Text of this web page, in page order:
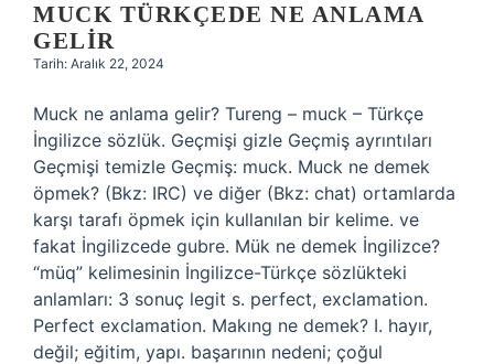
MUCK TÜRKÇEDE NE ANLAMA
GELIR
Tarih: Aralık 22, 2024
Muck ne anlama gelir? Tureng – muck – Türkçe
İngilizce sözlük. Geçmişi gizle Geçmiş ayrıntıları
Geçmişi temizle Geçmiş: muck. Muck ne demek
öpmek? (Bkz: IRC) ve diğer (Bkz: chat) ortamlarda
karşı tarafı öpmek için kullanılan bir kelime. ve
fakat İngilizcede gubre. Mük ne demek İngilizce?
“müq” kelimesinin İngilizce-Türkçe sözlükteki
anlamları: 3 sonuç legit s. perfect, exclamation.
Perfect exclamation. Makıng ne demek? I. hayır,
değil; eğitim, yapı. başarının nedeni; çoğul